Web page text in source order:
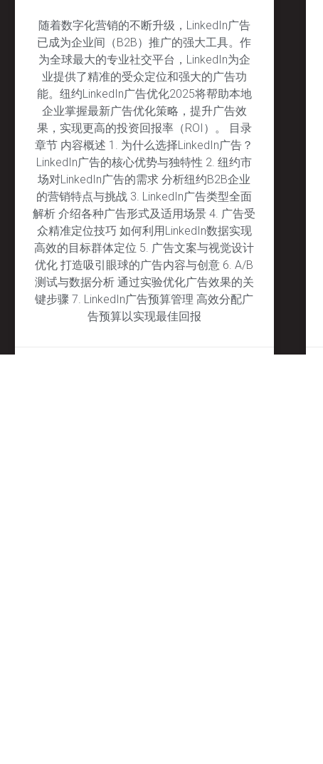
随着数字化营销的不断升级，LinkedIn广告
已成为企业间（B2B）推广的强大工具。作
为全球最大的专业社交平台，LinkedIn为企
业提供了精准的受众定位和强大的广告功
能。纽约LinkedIn广告优化2025将帮助本地
企业掌握最新广告优化策略，提升广告效
果，实现更高的投资回报率（ROI）。 目录
章节 内容概述 1. 为什么选择LinkedIn广告？
LinkedIn广告的核心优势与独特性 2. 纽约市
场对LinkedIn广告的需求 分析纽约B2B企业
的营销特点与挑战 3. LinkedIn广告类型全面
解析 介绍各种广告形式及适用场景 4. 广告受
众精准定位技巧 如何利用LinkedIn数据实现
高效的目标群体定位 5. 广告文案与视觉设计
优化 打造吸引眼球的广告内容与创意 6. A/B
测试与数据分析 通过实验优化广告效果的关
键步骤 7. LinkedIn广告预算管理 高效分配广
告预算以实现最佳回报